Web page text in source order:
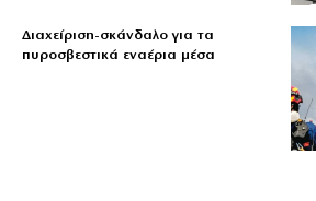
Διαχείριση-σκάνδαλο για τα
πυροσβεστικά εναέρια μέσα